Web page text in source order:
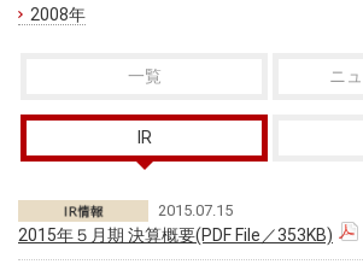
2008年
一覧 ニ
IR
2015.07.15
2015年５月期 決算概要(PDF File／353KB)